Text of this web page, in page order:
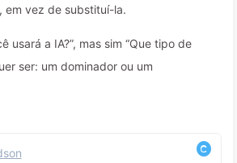
em vez de substituí-la.
usará a IA?”, mas sim “Que tipo de
ser: um dominador ou um